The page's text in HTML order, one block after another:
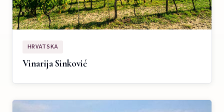
HRVATSKA
Vinarija Sinković